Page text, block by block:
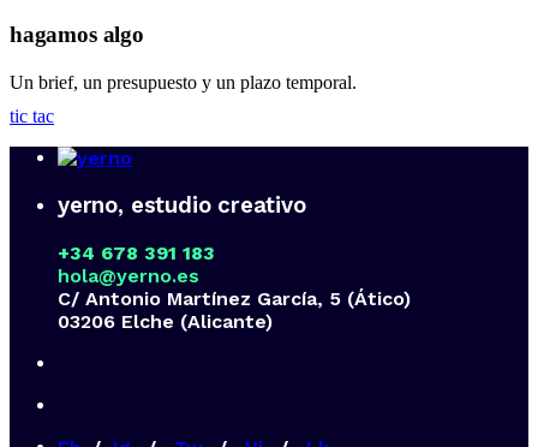
hagamos algo
Un brief, un presupuesto y un plazo temporal.
tic tac
yerno, estudio creativo
+34 678 391 183
hola@yerno.es
C/ Antonio Martínez García, 5 (Ático)
03206 Elche (Alicante)